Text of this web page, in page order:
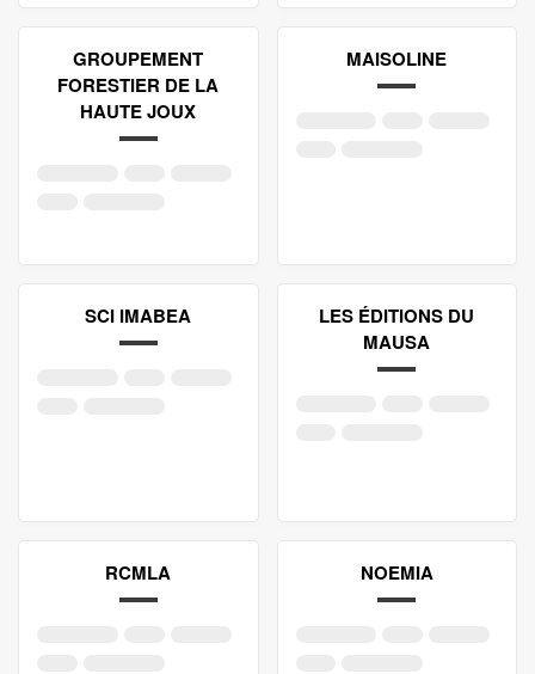
GROUPEMENT
FORESTIER DE LA
HAUTE JOUX
MAISOLINE
SCI IMABEA
LES ÉDITIONS DU
MAUSA
RCMLA NOEMIA